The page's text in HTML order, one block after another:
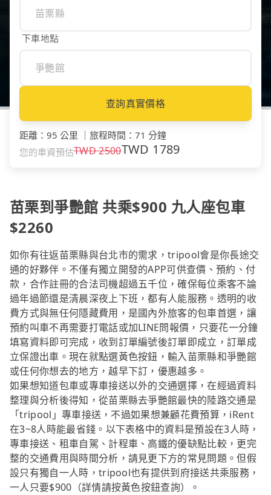
下車地點
查詢真實價格
距離 ： 95 公里 旅程時間 ： 71 分鐘
您的車資預估TWD2500TWD 1789
苗栗到爭艷館 共乘$900 九人座包車
$2260
如你有往返苗栗縣與台北市的需求，tripool會是你長途交
通的好夥伴。不僅有獨立開發的APP可供查價、預約、付
款，合作註冊的合法司機超過五千位，確保每位乘客不論
過年過節還是清晨深夜上下班，都有人能服務。透明的收
費方式與無任何隱藏費用，是國內外旅客的包車首選，讓
預約叫車不再需要打電話或加LINE問報價，只要花一分鐘
填寫資料即可完成，收到訂單編號後訂單即成立，訂單成
立保證出車。現在就點選黃色按鈕，輸入苗栗縣和爭艷館
或任何你想去的地方，越早下訂，優惠越多。
如果想知道包車或專車接送以外的交通選擇，在經過資料
整理與分析後得知，從苗栗縣去爭艷館最快的陸路交通是
「tripool」專車接送，不過如果想兼顧花費預算，iRent
在3~8人時能最省錢。以下表格中的資料是預設在3人時，
專車接送、租車自駕、計程車、高鐵的優缺點比較，更完
整的交通費用與時間分析，請見更下方的常見問題。但假
設只有獨自一人時，tripool也有提供到府接送共乘服務，
一人只要$900（詳情請按黃色按鈕查詢）。